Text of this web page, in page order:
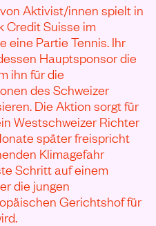
Aktivist/innen spielt in
Credit Suisse im
eine Partie Tennis. Ihr
Hauptsponsor die
ihn für die
des Schweizer
Die Aktion sorgt für
Westschweizer Richter
später freispricht
Klimagefahr
Schritt auf einem
die jungen
Gerichtshof für